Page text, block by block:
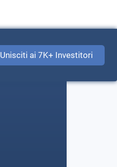
Unisciti ai 7K+ Investitori